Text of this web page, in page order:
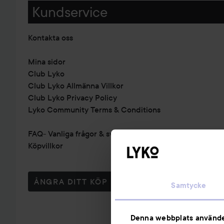
Samtycke
Denna webbplats
Kundservice
Kontakta oss
Mina sidor
Club Lyko
Club Lyko Allmänna Villkor
Club Lyko Privacy Policy
Lyko Community Terms & Conditions
FAQ- Vanliga frågor & svar
Köpvillkor
ÅNGRA DITT KÖP